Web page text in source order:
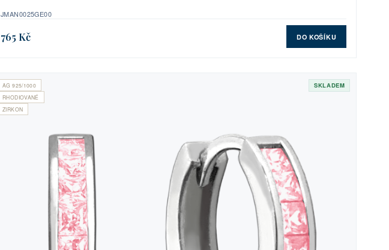
JMAN0025GE00
765 Kč DO KOŠÍKU
AG 925/1000
RHODIOVANÉ
ZIRKON
SKLADEM